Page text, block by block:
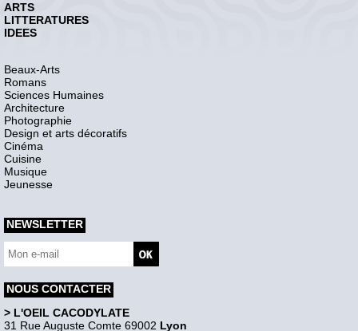
ARTS
LITTERATURES
IDEES
Beaux-Arts
Romans
Sciences Humaines
Architecture
Photographie
Design et arts décoratifs
Cinéma
Cuisine
Musique
Jeunesse
NEWSLETTER
NOUS CONTACTER
> L'OEIL CACODYLATE
31 Rue Auguste Comte 69002 Lyon